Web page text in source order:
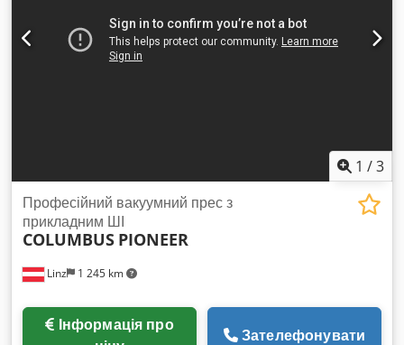
1 /3
Linz 1 245 km
Професійний вакуумний прес з
прикладним ШІ
COLUMBUS PIONEER
Зателефонувати